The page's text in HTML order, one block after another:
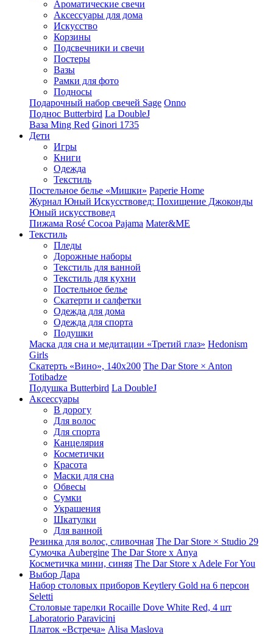
Ароматические свечи
Аксессуары для дома
Искусство
Корзины
Подсвечники и свечи
Постеры
Вазы
Рамки для фото
Подносы
Подарочный набор свечей Sage Onno
Поднос Butterbird La DoubleJ
Ваза Ming Red Ginori 1735
Дети
Игры
Книги
Одежда
Текстиль
Постельное белье «Мишки» Paperie Home
Журнал Юный Искусствовед: Похищение Джоконды
Юный искусствовед
Пижама Rosé Cocoa Pajama Mater&ME
Текстиль
Пледы
Дорожные наборы
Текстиль для ванной
Текстиль для кухни
Постельное белье
Скатерти и салфетки
Одежда для дома
Одежда для спорта
Подушки
Маска для сна и медитации «Третий глаз» Hedonism
Girls
Скатерть «Вино», 140х200 The Dar Store × Anton
Totibadze
Подушка Butterbird La DoubleJ
Аксессуары
В дорогу
Для волос
Для спорта
Канцелярия
Косметички
Красота
Маски для сна
Обвесы
Сумки
Украшения
Шкатулки
Для ванной
Резинка для волос, сливочная The Dar Store × Studio 29
Сумочка Aubergine The Dar Store x Anya
Косметичка мини, синяя The Dar Store x Adele For You
Выбор Дара
Набор столовых приборов Keytlery Gold на 6 персон
Seletti
Столовые тарелки Rocaille Dove White Red, 4 шт
Laboratorio Paravicini
Платок «Встреча» Alisa Maslova